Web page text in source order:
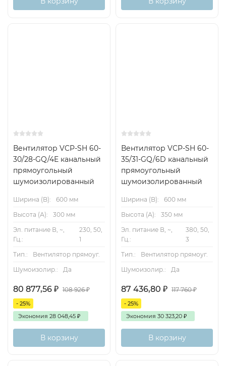
тысяч м³/ч (зависит от модели).
зависит от конфигурации и скорости.
Вентилятор VCP-SH 60-
30/28-GQ/4E канальный
прямоугольный
шумоизолированный
Ширина (B):
600 мм
Высота (А):
300 мм
Эл. питание В, ~,
Гц.:
230, 50,
1
Тип.:
Вентилятор прямоуг.
Шумоизолир.:
Да
80 877,56 ₽ 108 926₽
- 25%
Экономия 28 048,45 ₽
В корзину
Вентилятор VCP-SH 60-
35/31-GQ/6D канальный
прямоугольный
шумоизолированный
Ширина (B):
600 мм
Высота (А):
350 мм
Эл. питание В, ~,
Гц.:
380, 50,
3
Тип.:
Вентилятор прямоуг.
Шумоизолир.:
Да
87 436,80 ₽ 117 760₽
- 25%
Экономия 30 323,20 ₽
В корзину